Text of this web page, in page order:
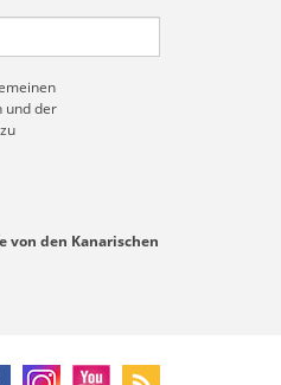
und der
von den Kanarischen